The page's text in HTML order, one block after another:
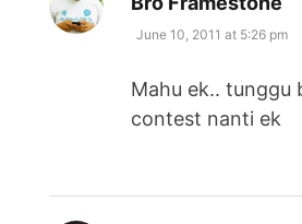
June 10, 2011 at 5:26 pm
Mahu ek.. tunggu
contest nanti ek